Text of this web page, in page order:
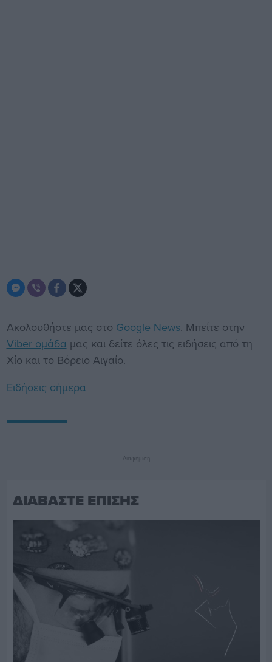
Ακολουθήστε μας στο Google News. Μπείτε στην
Viber ομάδα μας και δείτε όλες τις ειδήσεις από τη
Χίο και το Βόρειο Αιγαίο.
Ειδήσεις σήμερα
Διαφήμιση
ΔΙΑΒΑΣΤΕ ΕΠΙΣΗΣ